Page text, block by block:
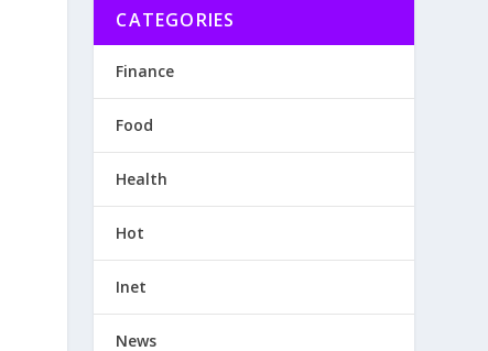
CATEGORIES
Finance
Food
Health
Hot
Inet
News